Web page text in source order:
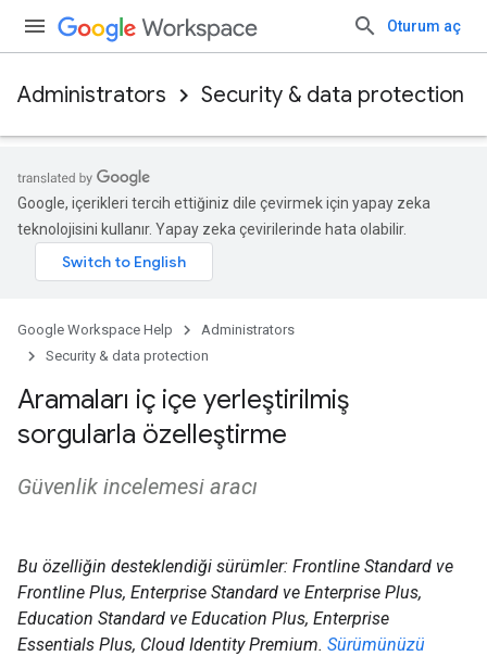
Oturum aç
Administrators Security & data protection
Google, içerikleri tercih ettiğiniz dile çevirmek için yapay zeka
teknolojisini kullanır. Yapay zeka çevirilerinde hata olabilir.
Google Workspace Help
Administrators
Security & data protection
Aramaları iç içe yerleştirilmiş
sorgularla özelleştirme
Güvenlik incelemesi aracı
Bu özelliğin desteklendiği sürümler: Frontline Standard ve
Frontline Plus, Enterprise Standard ve Enterprise Plus,
Education Standard ve Education Plus, Enterprise
Essentials Plus, Cloud Identity Premium. Sürümünüzü